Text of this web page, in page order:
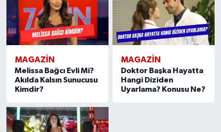
MAGAZIN
Melissa Bağcı Evli Mi?
Akılda Kalsın Sunucusu
Kimdir?
MAGAZIN
Doktor Başka Hayatta
Hangi Diziden
Uyarlama? Konusu Ne?